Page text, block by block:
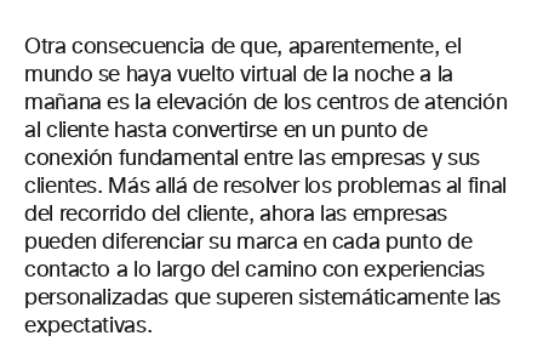
Otra consecuencia de que, aparentemente, el
mundo se haya vuelto virtual de la noche a la
mañana es la elevación de los centros de atención
al cliente hasta convertirse en un punto de
conexión fundamental entre las empresas y sus
clientes. Más allá de resolver los problemas al final
del recorrido del cliente, ahora las empresas
pueden diferenciar su marca en cada punto de
contacto a lo largo del camino con experiencias
personalizadas que superen sistemáticamente las
expectativas.